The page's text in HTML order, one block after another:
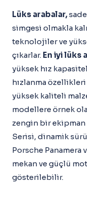
Lüks arabalar,
simgesi olmakla
teknolojiler ve
çıkarlar. En iyi lüks
yüksek hız
hızlanma özellikleri
yüksek kaliteli
modellere örnek
zengin bir
Serisi, dinamik
Porsche
mekan ve güçlü
gösterilebilir.